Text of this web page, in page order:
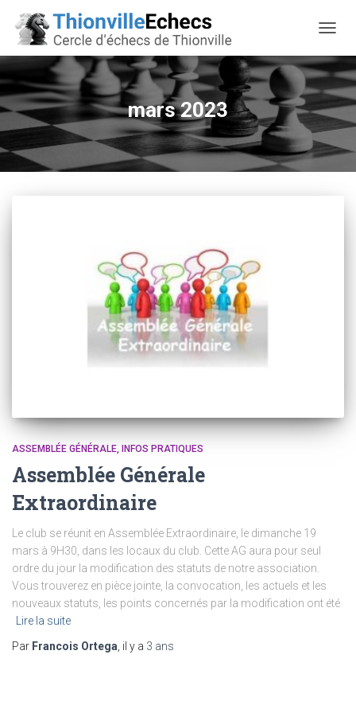
mars 2023
ASSEMBLÉE GÉNÉRALE INFOS PRATIQUES
Assemblée Générale
Extraordinaire
Le club se réunit en Assemblée Extraordinaire, le dimanche 19
mars à 9H30, dans les locaux du club. Cette AG aura pour seul
ordre du jour la modification des statuts de notre association.
Vous trouverez en pièce jointe, la convocation, les actuels et les
nouveaux statuts, les points concernés par la modification ont été
Lire la suite
Par Francois Ortega , il y a 3 ans